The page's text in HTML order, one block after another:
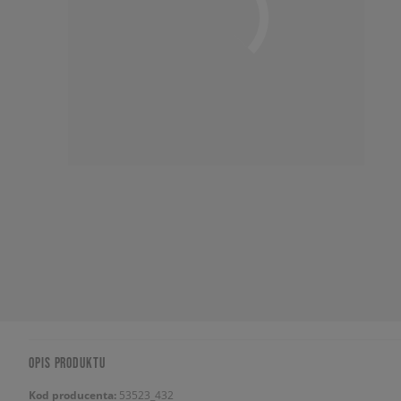
OPIS PRODUKTU
Kod producenta: 53523_432